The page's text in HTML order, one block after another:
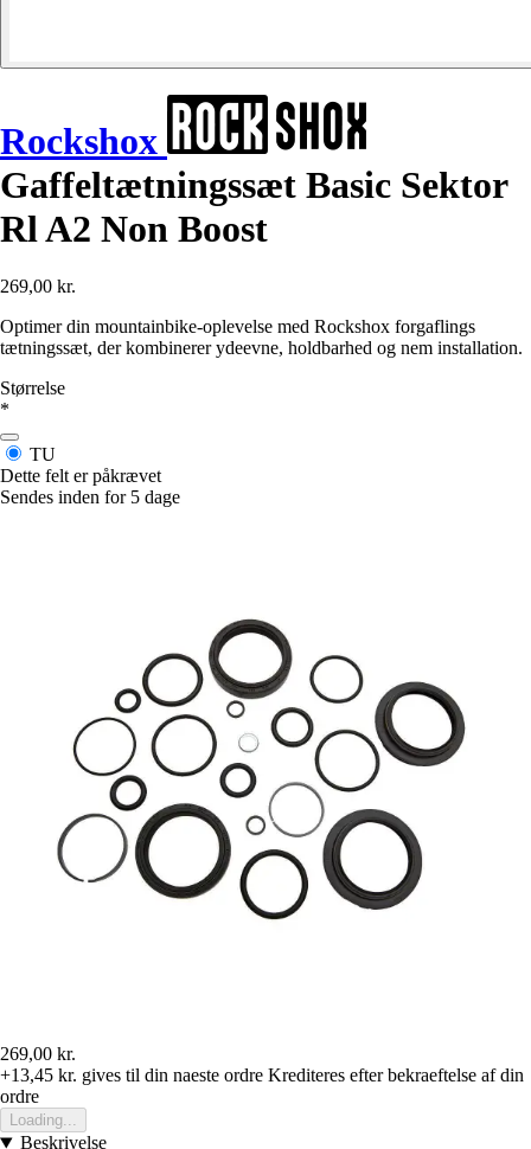
Rockshox
Gaffeltætningssæt Basic Sektor
Rl A2 Non Boost
269,00 kr.
Optimer din mountainbike-oplevelse med Rockshox forgaflings
tætningssæt, der kombinerer ydeevne, holdbarhed og nem installation.
Størrelse
*
TU
Dette felt er påkrævet
Sendes inden for 5 dage
269,00 kr.
+13,45 kr. gives til din naeste ordre Krediteres efter bekraeftelse af din
ordre
Loading...
Beskrivelse